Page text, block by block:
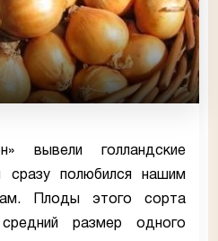
вывели голландские
сразу полюбился нашим
Плоды этого сорта
размер одного